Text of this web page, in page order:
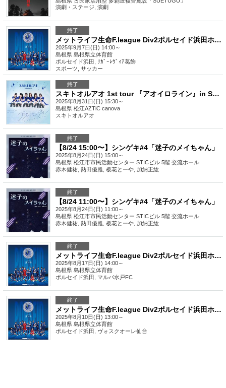
演劇・ステージ 演劇
終了
メットライフ生命F.league Div2ポルセイド浜田ホームゲーム 第7節 VS リガーレヴィア葛飾
2025年9月7日(日) 14:00～
島根県 島根県立体育館
ポルセイド浜田, ﾘｶﾞｰﾚｳﾞｨｱ葛飾
スポーツ サッカー
終了
スキトオルアオ 1st tour 『アオイロライン』in SHIMANE
2025年8月31日(日) 15:30～
島根県 松江AZTiC canova
スキトオルアオ
終了
【8/24 15:00〜】シンゲキ#4「迷子のメイちゃん」
2025年8月24日(日) 15:00～
島根県 松江市市民活動センター STICビル 5階 交流ホール
赤木健祐, 熱田優雅, 板花とーや, 加納正紘
終了
【8/24 11:00〜】シンゲキ#4「迷子のメイちゃん」
2025年8月24日(日) 11:00～
島根県 松江市市民活動センター STICビル 5階 交流ホール
赤木健祐, 熱田優雅, 板花とーや, 加納正紘
終了
メットライフ生命F.league Div2ポルセイド浜田ホームゲーム 第2節 VS マルバ水戸FC
2025年8月17日(日) 14:00～
島根県 島根県立体育館
ポルセイド浜田, マルバ水戸FC
終了
メットライフ生命F.league Div2ポルセイド浜田ホームゲーム 第9節 VS ヴォスクオーレ仙台
2025年8月10日(日) 13:00～
島根県 島根県立体育館
ポルセイド浜田, ヴォスクオーレ仙台